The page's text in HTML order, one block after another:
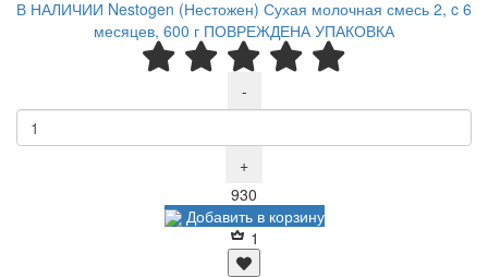
В НАЛИЧИИ Nestogen (Нестожен) Сухая молочная смесь 2, c 6
месяцев, 600 г ПОВРЕЖДЕНА УПАКОВКА
-
+
930
Добавить в корзину
1